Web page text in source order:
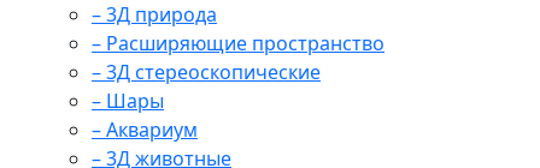
– 3Д природа
– Расширяющие пространство
– 3Д стереоскопические
– Шары
– Аквариум
– 3Д животные